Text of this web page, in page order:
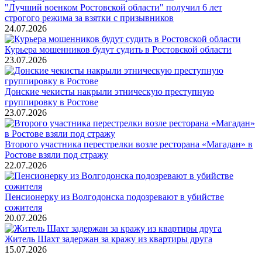
"Лучший военком Ростовской области" получил 6 лет
строгого режима за взятки с призывников
24.07.2026
Курьера мошенников будут судить в Ростовской области
23.07.2026
Донские чекисты накрыли этническую преступную
группировку в Ростове
23.07.2026
Второго участника перестрелки возле ресторана «Магадан» в
Ростове взяли под стражу
22.07.2026
Пенсионерку из Волгодонска подозревают в убийстве
сожителя
20.07.2026
Житель Шахт задержан за кражу из квартиры друга
15.07.2026